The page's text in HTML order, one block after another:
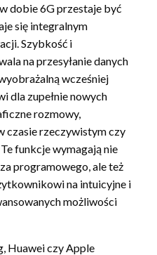
dobie 6G przestaje być
się integralnym
Szybkość i
na przesyłanie danych
wcześniej
dla zupełnie nowych
rozmowy,
czasie rzeczywistym czy
funkcje wymagają nie
programowego, ale też
na intuicyjne i
możliwości
Huawei czy Apple